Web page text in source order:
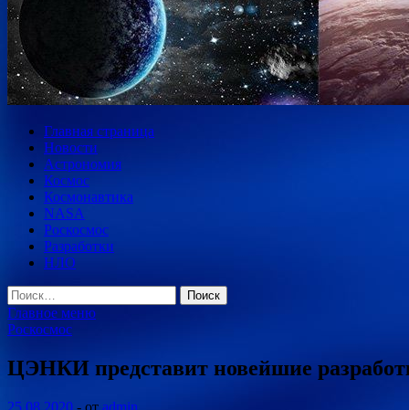
Главная страница
Новости
Астрономия
Космос
Космонавтика
NASA
Роскосмос
Разработки
НЛО
Найти:
Главное меню
Роскосмос
ЦЭНКИ представит новейшие
25.08.2020 - от admin